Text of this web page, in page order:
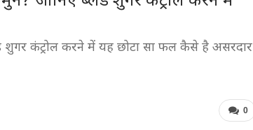
कंट्रोल करने में यह छोटा सा फल कैसे है असरदार
0